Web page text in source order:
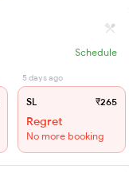
Schedule
5 days ago
SL ₹265
Regret
No more booking